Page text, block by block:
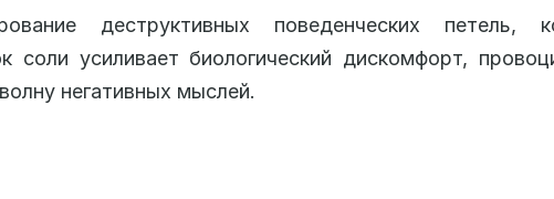
деструктивных поведенческих петель,
соли усиливает биологический дискомфорт,
негативных мыслей.